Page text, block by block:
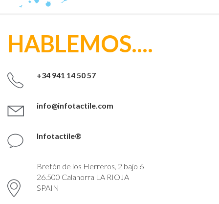
Móvil: +34 633383482
CASTELLON
Móvil +34 677 300 132
juan@infotactile.com
CÓRDOBA
Pedro Pareja Perez
651929075 - 955135561
41500 - Alcalá de Guadaira -
FUERTEVENTURA
HABLEMOS....
+34 941 14 50 57
info@infotactile.com
Infotactile®
Bretón de los Herreros, 2 bajo 6
26.500 Calahorra LA RIOJA
SPAIN